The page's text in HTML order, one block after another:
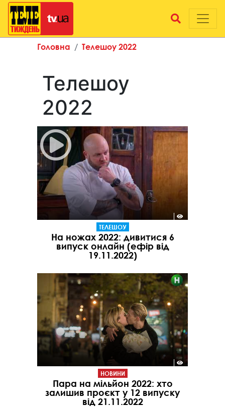
Головна Телешоу 2022
Телешоу
2022
ТЕЛЕШОУ
На ножах 2022: дивитися 6
випуск онлайн (ефір від
19.11.2022)
НОВИНИ
Пара на мільйон 2022: хто
залишив проєкт у 12 випуску
від 21.11.2022